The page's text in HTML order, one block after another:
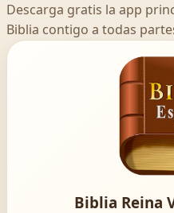
Descarga gratis la app
Biblia contigo a todas
Biblia Reina